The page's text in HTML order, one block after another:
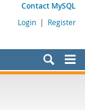
Contact MySQL
Login | Register